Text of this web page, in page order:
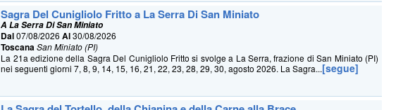
Sagra Del Cunigliolo Fritto a La Serra Di San Miniato
A La Serra Di San Miniato
Dal07/08/2026Al30/08/2026
ToscanaSan Miniato (PI)
La 21a edizione della Sagra Del Cunigliolo Fritto si svolge a La Serra, frazione di San Miniato (PI)
nei seguenti giorni 7, 8, 9, 14, 15, 16, 21, 22, 23, 28, 29, 30, agosto 2026. La Sagra...[segue]